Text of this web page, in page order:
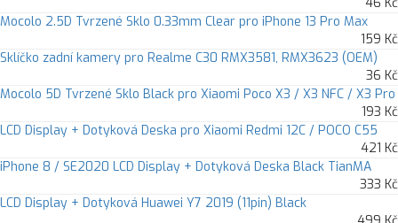
Mocolo 2.5D Tvrzené Sklo 0.33mm Clear pro iPhone 13 Pro Max
159 Kč
Sklíčko zadní kamery pro Realme C30 RMX3581, RMX3623 (OEM)
36 Kč
Mocolo 5D Tvrzené Sklo Black pro Xiaomi Poco X3 / X3 NFC / X3 Pro
193 Kč
LCD Display + Dotyková Deska pro Xiaomi Redmi 12C / POCO C55
421 Kč
iPhone 8 / SE2020 LCD Display + Dotyková Deska Black TianMA
333 Kč
LCD Display + Dotyková Huawei Y7 2019 (11pin) Black